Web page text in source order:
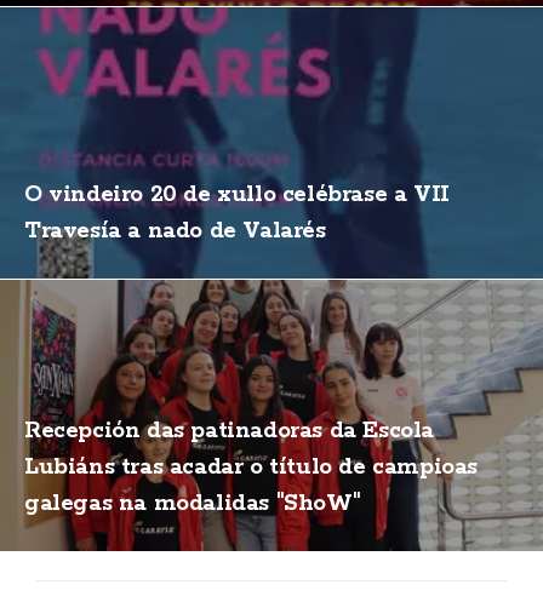
O vindeiro 20 de xullo celébrase a VII
Travesía a nado de Valarés
Recepción das patinadoras da Escola
Lubiáns tras acadar o título de campioas
galegas na modalidas "ShoW"